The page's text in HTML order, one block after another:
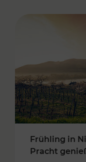
Frühling in
Pracht